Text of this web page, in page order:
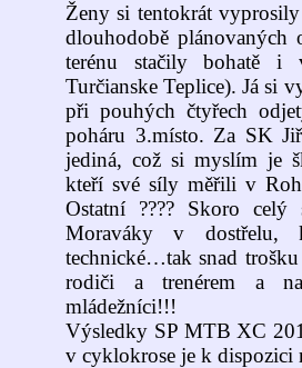
Ženy si tentokrát
dlouhodobě
terénu stačily bohatě i
Turčianske Teplice). Já si
při pouhých čtyřech
poháru 3.místo. Za SK
jediná, což si myslím je
kteří své síly měřili v
Ostatní ???? Skoro celý
Moraváky v dostřelu,
technické…tak snad
rodiči a trenérem a
mládežníci!!!
Výsledky SP MTB XC
v cyklokrose je k dispozici